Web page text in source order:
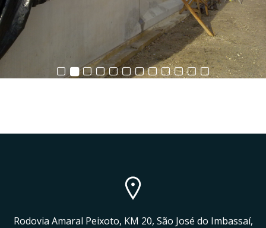
Rodovia Amaral Peixoto, KM 20, São José do Imbassaí,